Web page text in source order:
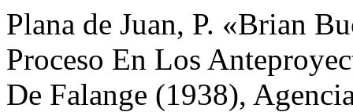
Plana de Juan, P. «Brian
Proceso En Los
De Falange (1938),